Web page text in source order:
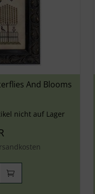
And Blooms
nicht auf Lager